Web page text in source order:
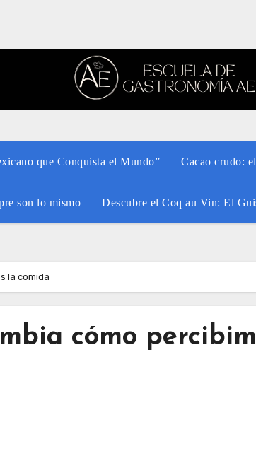
que Conquista el Mundo” Cacao crudo:
son lo mismo Descubre el Coq au Vin: El
la comida
cómo